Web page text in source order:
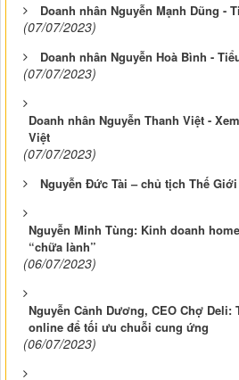
Doanh nhân Nguyễn Mạnh Dũng -
(07/07/2023)
Doanh nhân Nguyễn Hoà Bình -
(07/07/2023)
Doanh nhân Nguyễn Thanh Việt -
Việt
(07/07/2023)
Nguyễn Đức Tài – chủ tịch Thế
Nguyễn Minh Tùng: Kinh doanh
“chữa lành”
(06/07/2023)
Nguyễn Cảnh Dương, CEO Chợ Deli:
online để tối ưu chuỗi cung ứng
(06/07/2023)